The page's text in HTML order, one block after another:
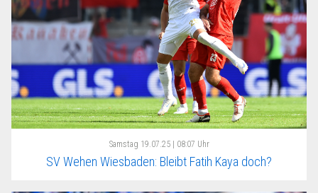
Samstag 19.07.25 | 08:07 Uhr
SV Wehen Wiesbaden: Bleibt Fatih Kaya doch?